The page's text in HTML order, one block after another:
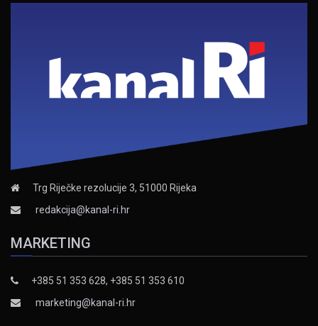
Trg Riječke rezolucije 3, 51000 Rijeka
redakcija@kanal-ri.hr
MARKETING
+385 51 353 628, +385 51 353 610
marketing@kanal-ri.hr